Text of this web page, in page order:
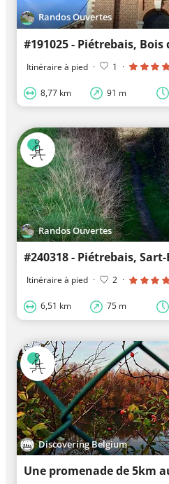
Randos Ouvertes
Itinéraire à pied · 1 ·
8,77 km 91 m
Randos Ouvertes
Itinéraire à pied · 2 ·
6,51 km 75 m
Discovering Belgium